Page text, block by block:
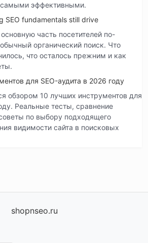
эффективными.
SEO fundamentals still drive
часть посетителей по-
органический поиск. Что
что осталось прежним и как
для SEO-аудита в 2026 году
обзором 10 лучших инструментов для
Реальные тесты, сравнение
по выбору подходящего
видимости сайта в поисковых
shopnseo.ru